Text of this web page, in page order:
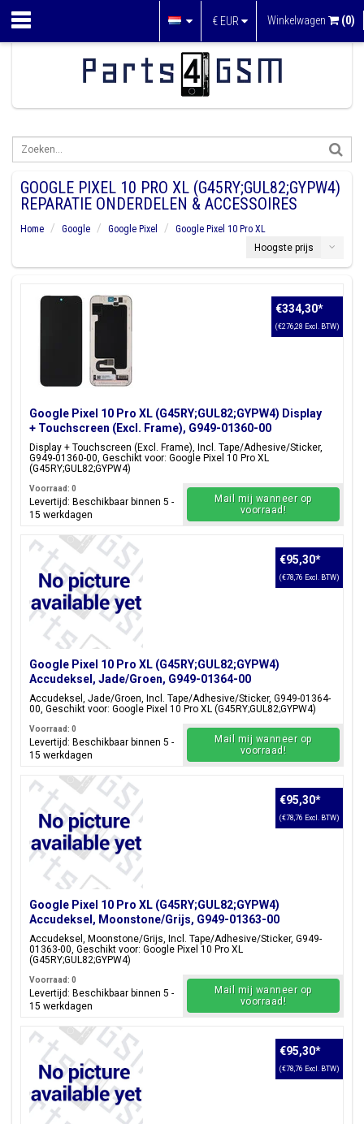
€ EUR Winkelwagen (0)
GOOGLE PIXEL 10 PRO XL (G45RY;GUL82;GYPW4)
REPARATIE ONDERDELEN & ACCESSOIRES
Home Google Google Pixel
Google Pixel 10 Pro XL
Hoogste prijs
Google Pixel 10 Pro XL (G45RY;GUL82;GYPW4) Display
+ Touchscreen (Excl. Frame), G949-01360-00
Display + Touchscreen (Excl. Frame), Incl. Tape/Adhesive/Sticker,
G949-01360-00, Geschikt voor: Google Pixel 10 Pro XL
(G45RY;GUL82;GYPW4)
€334,30*
(€276,28 Excl. BTW)
Voorraad: 0
Levertijd: Beschikbaar binnen 5 -
15 werkdagen
Mail mij wanneer op
voorraad!
Google Pixel 10 Pro XL (G45RY;GUL82;GYPW4)
Accudeksel, Jade/Groen, G949-01364-00
Accudeksel, Jade/Groen, Incl. Tape/Adhesive/Sticker, G949-01364-
00, Geschikt voor: Google Pixel 10 Pro XL (G45RY;GUL82;GYPW4)
€95,30*
(€78,76 Excl. BTW)
Voorraad: 0
Levertijd: Beschikbaar binnen 5 -
15 werkdagen
Mail mij wanneer op
voorraad!
Google Pixel 10 Pro XL (G45RY;GUL82;GYPW4)
Accudeksel, Moonstone/Grijs, G949-01363-00
Accudeksel, Moonstone/Grijs, Incl. Tape/Adhesive/Sticker, G949-
01363-00, Geschikt voor: Google Pixel 10 Pro XL
(G45RY;GUL82;GYPW4)
€95,30*
(€78,76 Excl. BTW)
Voorraad: 0
Levertijd: Beschikbaar binnen 5 -
15 werkdagen
Mail mij wanneer op
voorraad!
€95,30*
(€78,76 Excl. BTW)